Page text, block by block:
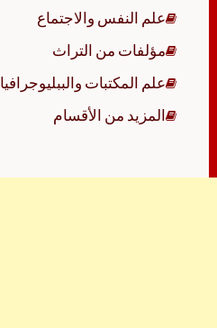
علم النفس والاجتماع
مؤلفات من التراث
علم المكتبات والببليوجرافيا
المزيد من الأقسام